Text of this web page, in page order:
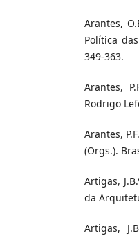
Arantes,
Política
349-363.
Arantes,
Rodrigo
Arantes,
(Orgs.).
Artigas,
da
Artigas,